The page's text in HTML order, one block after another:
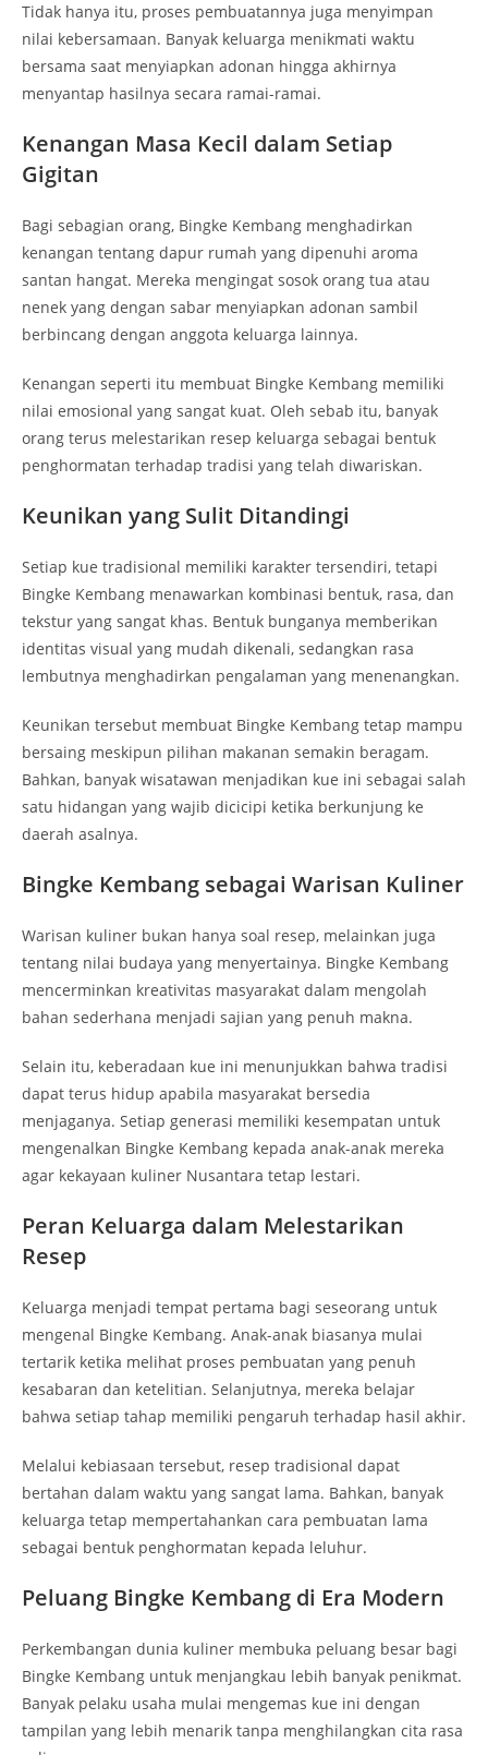
Tidak hanya itu, proses pembuatannya juga menyimpan
nilai kebersamaan. Banyak keluarga menikmati waktu
bersama saat menyiapkan adonan hingga akhirnya
menyantap hasilnya secara ramai-ramai.
Kenangan Masa Kecil dalam Setiap
Gigitan
Bagi sebagian orang, Bingke Kembang menghadirkan
kenangan tentang dapur rumah yang dipenuhi aroma
santan hangat. Mereka mengingat sosok orang tua atau
nenek yang dengan sabar menyiapkan adonan sambil
berbincang dengan anggota keluarga lainnya.
Kenangan seperti itu membuat Bingke Kembang memiliki
nilai emosional yang sangat kuat. Oleh sebab itu, banyak
orang terus melestarikan resep keluarga sebagai bentuk
penghormatan terhadap tradisi yang telah diwariskan.
Keunikan yang Sulit Ditandingi
Setiap kue tradisional memiliki karakter tersendiri, tetapi
Bingke Kembang menawarkan kombinasi bentuk, rasa, dan
tekstur yang sangat khas. Bentuk bunganya memberikan
identitas visual yang mudah dikenali, sedangkan rasa
lembutnya menghadirkan pengalaman yang menenangkan.
Keunikan tersebut membuat Bingke Kembang tetap mampu
bersaing meskipun pilihan makanan semakin beragam.
Bahkan, banyak wisatawan menjadikan kue ini sebagai salah
satu hidangan yang wajib dicicipi ketika berkunjung ke
daerah asalnya.
Bingke Kembang sebagai Warisan Kuliner
Warisan kuliner bukan hanya soal resep, melainkan juga
tentang nilai budaya yang menyertainya. Bingke Kembang
mencerminkan kreativitas masyarakat dalam mengolah
bahan sederhana menjadi sajian yang penuh makna.
Selain itu, keberadaan kue ini menunjukkan bahwa tradisi
dapat terus hidup apabila masyarakat bersedia
menjaganya. Setiap generasi memiliki kesempatan untuk
mengenalkan Bingke Kembang kepada anak-anak mereka
agar kekayaan kuliner Nusantara tetap lestari.
Peran Keluarga dalam Melestarikan
Resep
Keluarga menjadi tempat pertama bagi seseorang untuk
mengenal Bingke Kembang. Anak-anak biasanya mulai
tertarik ketika melihat proses pembuatan yang penuh
kesabaran dan ketelitian. Selanjutnya, mereka belajar
bahwa setiap tahap memiliki pengaruh terhadap hasil akhir.
Melalui kebiasaan tersebut, resep tradisional dapat
bertahan dalam waktu yang sangat lama. Bahkan, banyak
keluarga tetap mempertahankan cara pembuatan lama
sebagai bentuk penghormatan kepada leluhur.
Peluang Bingke Kembang di Era Modern
Perkembangan dunia kuliner membuka peluang besar bagi
Bingke Kembang untuk menjangkau lebih banyak penikmat.
Banyak pelaku usaha mulai mengemas kue ini dengan
tampilan yang lebih menarik tanpa menghilangkan cita rasa